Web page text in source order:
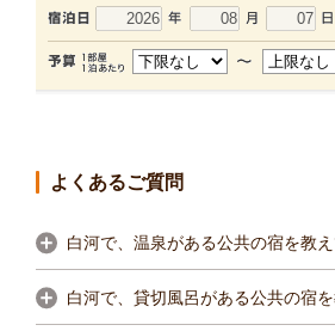
よくあるご質問
白河で、温泉がある公共の宿を教
白河で、貸切風呂がある公共の宿